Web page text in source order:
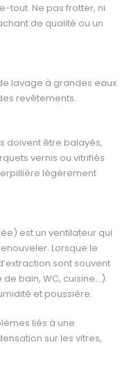
tout. Ne pas frotter, ni
de qualité ou un
lavage à grandes eaux
revêtements.
doivent être balayés,
vernis ou vitrifiés
légèrement
est un ventilateur qui
Lorsque le
sont souvent
bain, WC, cuisine…).
et poussière.
liés à une
sur les vitres,